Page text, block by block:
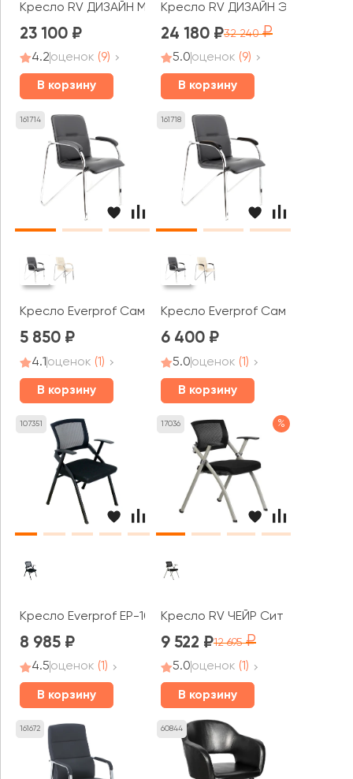
Кресло RV ДИЗАЙН Моби / Moby (D2002T)
23 100
4.2оценок (9)
В корзину
Кресло RV ДИЗАЙН Эссекс /
24 180 32 240
5.0оценок (9)
В корзину
161714
Кресло Everprof Самба СФ / Samba CF
5 850
4.1 оценок (1)
В корзину
161718
Кресло Everprof Самба Вуд СФ
6 400
5.0оценок (1)
В корзину
107351
Кресло Everprof EP-100
8 985
4.5оценок (1)
В корзину
17036 %
Кресло RV ЧЕЙР Сит / Seat
9 522 12 695
5.0оценок (1)
В корзину
161672 60844